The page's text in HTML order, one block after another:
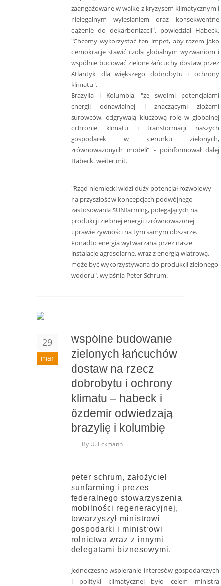
zaangażowane w walkę z kryzysem klimatycznym i
nielegalnym wylesianiem oraz konsekwentne
dążenie do dekarbonizacji", powiedział Habeck.
"Chcemy wykorzystać ten impet, aby razem jako
demokracje stawić czoła globalnym wyzwaniom i
wspólnie budować zielone łańcuchy dostaw przez
Atlantyk dla większego dobrobytu i ochrony
klimatu".
Brazylia i Kolumbia, "ze swoimi potencjałami
energii odnawialnej i znaczącymi złożami
surowców, odgrywają kluczową rolę w globalnej
ochronie klimatu i transformacji naszych
gospodarek w kierunku zielonych,
zrównoważonych modeli" - poinformował dalej
Habeck. weiter mit.
"Rząd niemiecki widzi duży potencjał rozwojowy
na przyszłość w koncepcjach podwójnego
zastosowania SUNfarming, polegających na
produkcji zielonej energii i zrównoważonej
uprawie żywności na tym samym obszarze.
Ponadto energia wytwarzana przez nasze
instalacje agrosolarne, wraz z energią wiatrową,
może być wykorzystywana do produkcji zielonego
wodoru", wyjaśnia Peter Schrum.
29
mar
wspólne budowanie
zielonych łańcuchów
dostaw na rzecz
dobrobytu i ochrony
klimatu – habeck i
özdemir odwiedzają
brazylię i kolumbię
By U. Eckmann
peter schrum, założyciel
sunfarming i prezes
federalnego stowarzyszenia
mobilności regeneracyjnej,
towarzyszył ministrowi
gospodarki i ministrowi
rolnictwa wraz z innymi
delegatami biznesowymi.
Jednoczesne wspieranie interesów gospodarczych
i polityki klimatycznej było celem ministra